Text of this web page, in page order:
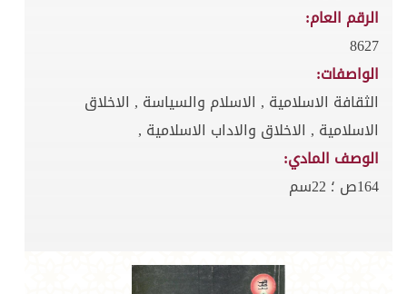
الرقم العام:
8627
الواصفات:
الثقافة الاسلامية , الاسلام والسياسة , الاخلاق
الاسلامية , الاخلاق والاداب الاسلامية ,
الوصف المادي:
164ص ؛ 22سم